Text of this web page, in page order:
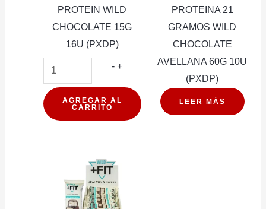
PROTEIN WILD
CHOCOLATE 15G
16U (PXDP)
- BARRA
CEREAL
PROTEIN
16U
(PXDP)
+
AGREGAR AL
CARRITO
PROTEINA 21
GRAMOS WILD
CHOCOLATE
AVELLANA 60G 10U
(PXDP)
LEER MÁS